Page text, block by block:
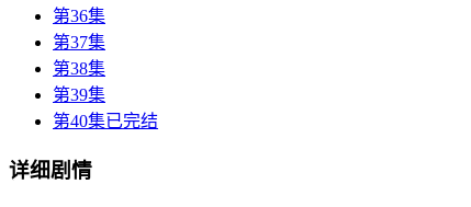
第36集
第37集
第38集
第39集
第40集已完结
详细剧情